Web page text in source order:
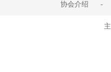
协会介绍 -